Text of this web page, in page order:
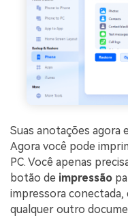
Suas anotações agora
Agora você pode
PC. Você apenas
botão de impressão
impressora
qualquer outro